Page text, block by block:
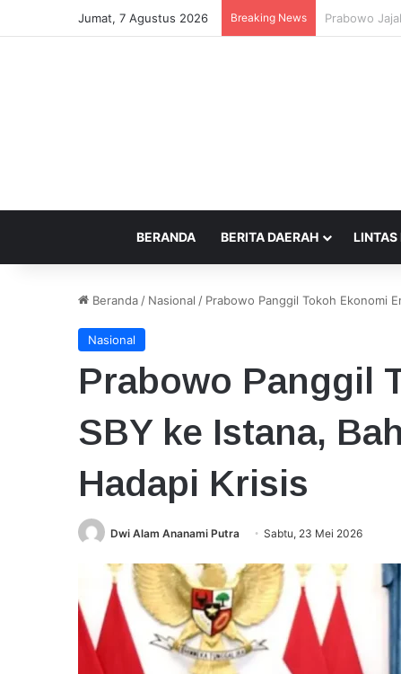
Jumat, 7 Agustus 2026 Breaking News Pemprov
BERANDA BERITA DAERAH LINTAS
Beranda / Nasional / Prabowo Panggil Tokoh Ekonomi
Nasional
Prabowo Panggil
SBY ke Istana,
Hadapi Krisis
Dwi Alam Ananami Putra Sabtu, 23 Mei 2026